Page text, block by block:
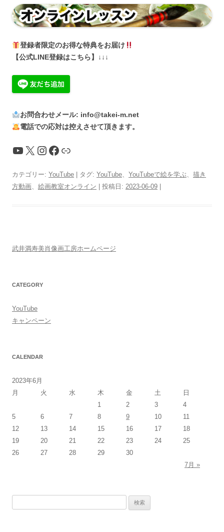
登録者限定のお得な特典をお届け
【公式LINE登録はこちら】
↓↓↓
お問合わせメール: info@takei-m.net
電話での応対は控えさせて頂きます。
YouTube
X Instagram
Facebook
リンク
カテゴリー: YouTube | タグ: YouTube、 YouTubeで絵を学ぶ、 描き
方動画、 絵画教室オンライン | 投稿日: 2023-06-09
武井満寿美肖像画工房ホームページ
CATEGORY
YouTube
キャンペーン
CALENDAR
2023年6月
月
火 水 木 金 土
日
1
2 3
4
5
6 7 8 9 10
11
12
13 14 15 16 17
18
19
20 21 22 23 24
25
26
27 28 29
30
7月 »